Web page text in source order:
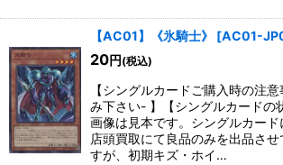
【AC01】《氷騎士》 [AC01-
20円 (税込)
【シングルカードご購入時の注
み下さい- 】【シングルカードの
画像は見本です。シングルカー
店頭買取にて良品のみを出品させ
すが、初期キズ・ホイ…